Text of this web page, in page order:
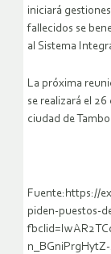
iniciará
fallecidos se
al Sistema
La próxima
se realizará el
ciudad de
Fuente:https://
piden-puestos-